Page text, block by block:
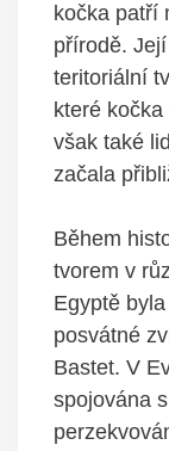
kočka patří
přírodě.
teritoriální
které
však také
začala
Během
tvorem v
Egyptě
posvátné
Bastet. V
spojována